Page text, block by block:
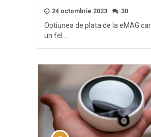
24 octombrie 2023 30
Optiunea de plata de la eMAG
un fel …